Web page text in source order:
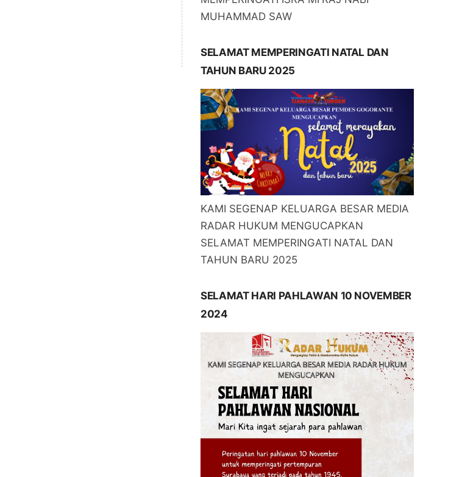
MUHAMMAD SAW
SELAMAT MEMPERINGATI NATAL DAN
TAHUN BARU 2025
KAMI SEGENAP KELUARGA BESAR MEDIA
RADAR HUKUM MENGUCAPKAN
SELAMAT MEMPERINGATI NATAL DAN
TAHUN BARU 2025
SELAMAT HARI PAHLAWAN 10 NOVEMBER
2024